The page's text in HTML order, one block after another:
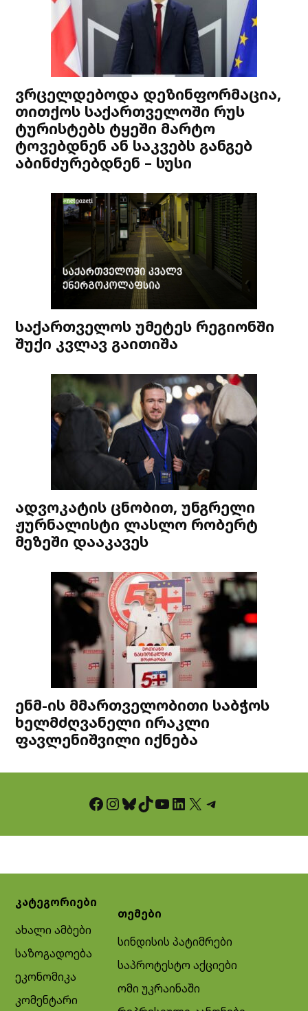
ვრცელდებოდა დეზინფორმაცია,
თითქოს საქართველოში რუს
ტურისტებს ტყეში მარტო
ტოვებდნენ ან საკვებს განგებ
აბინძურებდნენ – სუსი
საქართველოს უმეტეს რეგიონში
შუქი კვლავ გაითიშა
ადვოკატის ცნობით, უნგრელი
ჟურნალისტი ლასლო რობერტ
მეზეში დააკავეს
ენმ-ის მმართველობითი საბჭოს
ხელმძღვანელი ირაკლი
ფავლენიშვილი იქნება
Facebook InstagramBluesky TikTok YouTube LinkedIn X Telegram
კატეგორიები
ახალი ამბები
საზოგადოება
ეკონომიკა
კომენტარი
თემები
სინდისის პატიმრები
საპროტესტო აქციები
ომი უკრაინაში